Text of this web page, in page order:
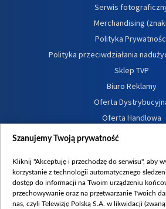
Serwis
Merchandising
Polityka
Polityka przeciwdziałania
Sklep TVP
Biuro Reklamy
Oferta
Oferta Handlowa
Dostępność
Procedura zgłoszeń
Szanujemy Twoją prywatność
Kliknij "Akceptuję i przechodzę do serwisu", aby
korzystanie z technologii automatycznego
dostęp do informacji na Twoim urządzeniu
przechowywanie oraz na przetwarzanie Twoich
nas, czyli Telewizję Polską S.A. w likwidacji (zwaną